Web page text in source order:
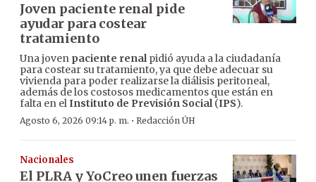
Joven paciente renal pide
ayudar para costear
tratamiento
Una joven paciente renalpidió ayuda a la ciudadanía
para costear su tratamiento, ya que debe adecuar su
vivienda para poder realizarse la diálisis peritoneal,
además de los costosos medicamentos que están en
falta en elInstituto de Previsión Social(IPS).
Agosto 6, 2026 09:14 p. m. · Redacción ÚH
Nacionales
El PLRA y YoCreo unen fuerzas